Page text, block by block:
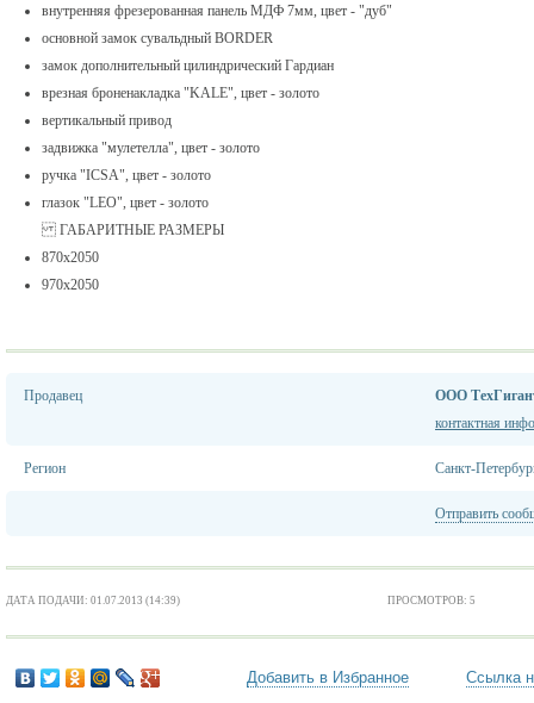
внутренняя фрезерованная панель МДФ 7мм, цвет - "дуб"
основной замок сувальдный BORDER
замок дополнительный цилиндрический Гардиан
врезная броненакладка "KALE", цвет - золото
вертикальный привод
задвижка "мулетелла", цвет - золото
ручка "ICSA", цвет - золото
глазок "LEO", цвет - золото
ГАБАРИТНЫЕ РАЗМЕРЫ
870х2050
970х2050
Продавец
ООО
контактная
Регион Санкт-
Отправить
ДАТА ПОДАЧИ: 01.07.2013 (14:39) ПРОСМОТРОВ: 5
Добавить в Избранное Ссылка